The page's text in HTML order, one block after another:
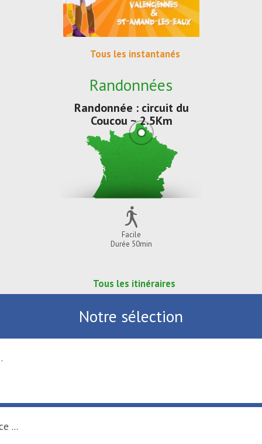
Tous les instantanés
Randonnées
Randonnée : circuit du
Coucou ~ 2.5Km
Facile
Durée 50min
Tous les itinéraires
Notre sélection
...